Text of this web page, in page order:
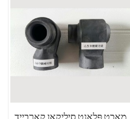
מאַכט פּלאַנט סיליקאָן קאַרבייד